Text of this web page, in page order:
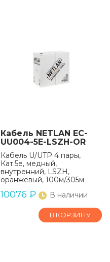
Кабель NETLAN EC-
UU004-5E-LSZH-OR
Кабель U/UTP 4 пары,
Кат.5e, медный,
внутренний, LSZH,
оранжевый, 100м/305м
10076 ₽ В наличии
В КОРЗИНУ